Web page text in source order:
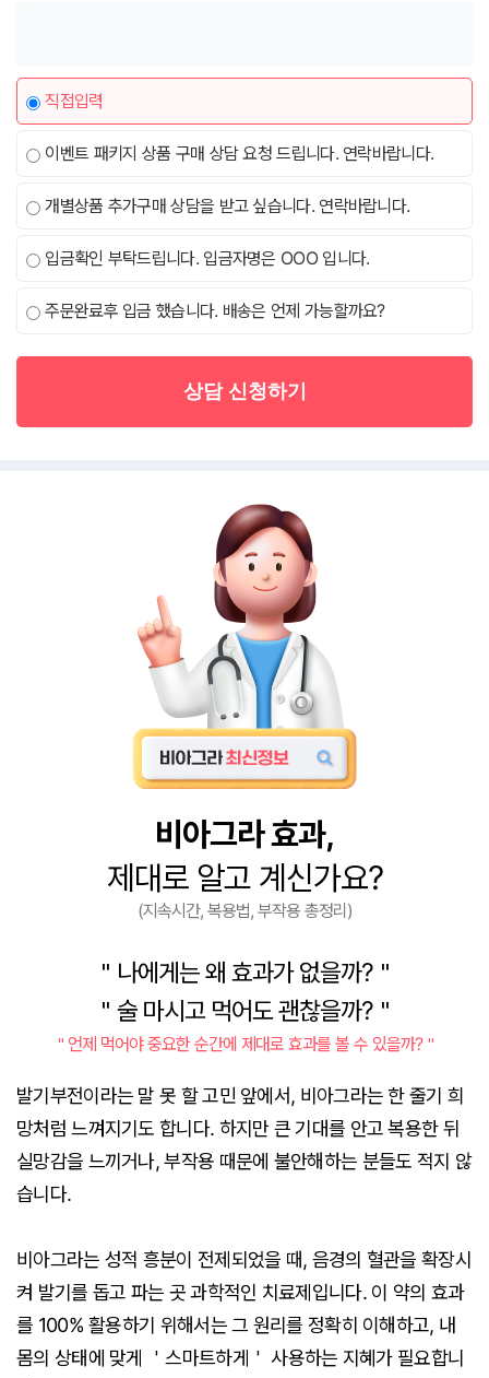
직접입력
이벤트 패키지 상품 구매 상담 요청 드립니다. 연락바랍니다.
개별상품 추가구매 상담을 받고 싶습니다. 연락바랍니다.
입금확인 부탁드립니다. 입금자명은 OOO 입니다.
주문완료후 입금 했습니다. 배송은 언제 가능할까요?
비아그라 효과,
제대로 알고 계신가요?
(지속시간, 복용법, 부작용 총정리)
＂나에게는 왜 효과가 없을까?＂
＂술 마시고 먹어도 괜찮을까?＂
＂언제 먹어야 중요한 순간에 제대로 효과를 볼 수 있을까?＂
발기부전이라는 말 못 할 고민 앞에서, 비아그라는 한 줄기 희
망처럼 느껴지기도 합니다. 하지만 큰 기대를 안고 복용한 뒤
실망감을 느끼거나, 부작용 때문에 불안해하는 분들도 적지 않
습니다.
비아그라는 성적 흥분이 전제되었을 때, 음경의 혈관을 확장시
켜 발기를 돕고 파는 곳 과학적인 치료제입니다. 이 약의 효과
를 100% 활용하기 위해서는 그 원리를 정확히 이해하고, 내
몸의 상태에 맞게 ＇스마트하게＇ 사용하는 지혜가 필요합니